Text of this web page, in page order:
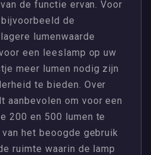
de functie ervan. Voor
de
lumenwaarde
een leeslamp op uw
meer lumen nodig zijn
te bieden. Over
aanbevolen om voor een
200 en 500 lumen te
het beoogde gebruik
ruimte waarin de lamp